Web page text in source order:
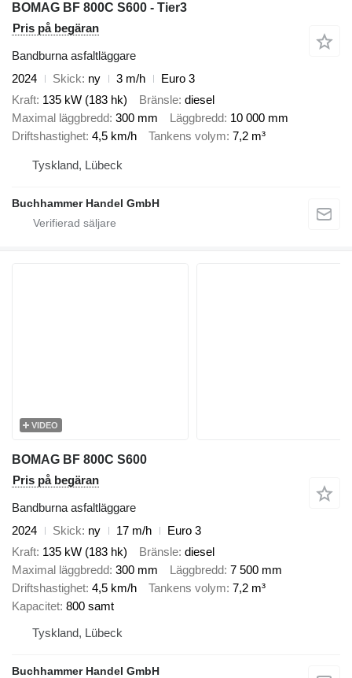
BOMAG BF 800C S600 - Tier3
Pris på begäran
Bandburna asfaltläggare
2024
Skick ny 3 m/h
Euro 3
Kraft 135 kW (183 hk) Bränsle diesel
Maximal läggbredd 300 mm Läggbredd 10 000 mm
Driftshastighet 4,5 km/h Tankens volym 7,2 m³
Tyskland, Lübeck
Buchhammer Handel GmbH
VIDEO
BOMAG BF 800C S600
Pris på begäran
Bandburna asfaltläggare
2024
Skick ny 17 m/h
Euro 3
Kraft 135 kW (183 hk) Bränsle diesel
Maximal läggbredd 300 mm Läggbredd 7 500 mm
Driftshastighet 4,5 km/h Tankens volym 7,2 m³
Kapacitet 800 samt
Tyskland, Lübeck
Buchhammer Handel GmbH